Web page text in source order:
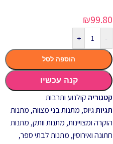
₪99.80
-
+
הוספה לסל
קנה עכשיו
קטגוריה קולנוע ותרבות
תגיותגיוס, מתנות בני מצווה, מתנות
הוקרה ומצויינות, מתנות וותק, מתנות
חתונה ואירוסין, מתנות לבתי ספר,